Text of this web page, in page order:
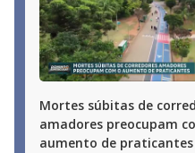
Mortes súbitas de
amadores preocupam
aumento de praticantes